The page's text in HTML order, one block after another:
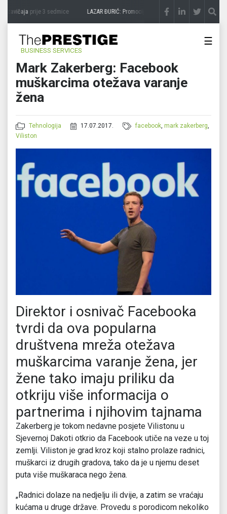
zavičajaprije 3 sedmice LAZAR ĐURIĆ: Promocija potencijal pretvara u destinaciju
BUSINESS SERVICES
☰
Mark Zakerberg: Facebook
muškarcima otežava varanje
žena
Tehnologija 17.07.2017. facebook,mark zakerberg,
Viliston
Direktor i osnivač Facebooka
tvrdi da ova popularna
društvena mreža otežava
muškarcima varanje žena, jer
žene tako imaju priliku da
otkriju više informacija o
partnerima i njihovim tajnama
Zakerberg je tokom nedavne posjete Vilistonu u
Sjevernoj Dakoti otkrio da Facebook utiče na veze u toj
zemlji. Viliston je grad kroz koji stalno prolaze radnici,
muškarci iz drugih gradova, tako da je u njemu deset
puta više muškaraca nego žena.
„Radnici dolaze na nedjelju ili dvije, a zatim se vraćaju
kućama u druge države. Provedu s porodicom nekoliko